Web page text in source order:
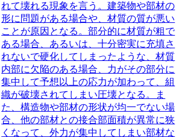
れて壊れる現象を言う。建築物や部材の
形に問題がある場合や、材質の質が悪い
ことが原因となる。部分的に材質が粗で
ある場合、あるいは、十分密実に充填さ
れないで硬化してしまったような、材質
内部に欠陥のある場合、力がその部分に
集中して予想以上の応力が加わって、組
織が破壊されてしまい圧壊となる。ま
た、構造物や部材の形状が均一でない場
合、他の部材との接合部面積が異常に狭
くなって、外力が集中してしまい部材な